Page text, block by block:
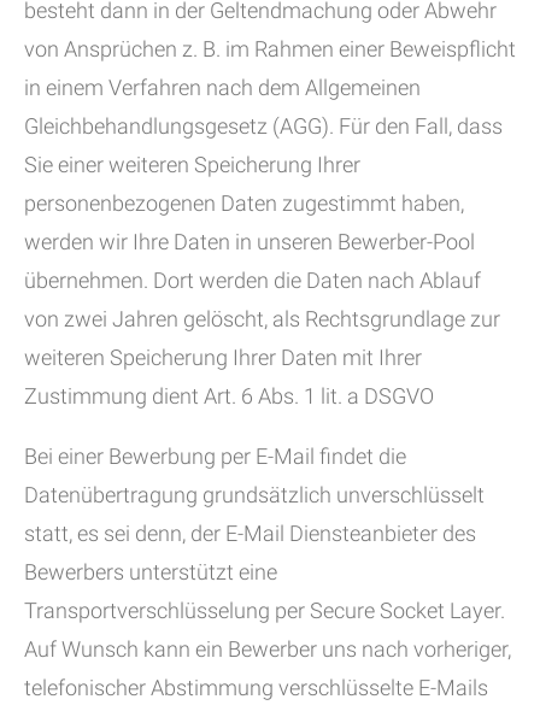
besteht dann in der Geltendmachung oder Abwehr
von Ansprüchen z. B. im Rahmen einer Beweispflicht
in einem Verfahren nach dem Allgemeinen
Gleichbehandlungsgesetz (AGG). Für den Fall, dass
Sie einer weiteren Speicherung Ihrer
personenbezogenen Daten zugestimmt haben,
werden wir Ihre Daten in unseren Bewerber-Pool
übernehmen. Dort werden die Daten nach Ablauf
von zwei Jahren gelöscht, als Rechtsgrundlage zur
weiteren Speicherung Ihrer Daten mit Ihrer
Zustimmung dient Art. 6 Abs. 1 lit. a DSGVO
Bei einer Bewerbung per E-Mail findet die
Datenübertragung grundsätzlich unverschlüsselt
statt, es sei denn, der E-Mail Diensteanbieter des
Bewerbers unterstützt eine
Transportverschlüsselung per Secure Socket Layer.
Auf Wunsch kann ein Bewerber uns nach vorheriger,
telefonischer Abstimmung verschlüsselte E-Mails